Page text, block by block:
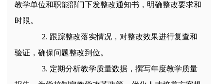
教学单位和职能部门下发整改通知书，明确整改要求和
时限。
2. 跟踪整改落实情况，对整改效果进行复查和
验证，确保问题整改到位。
3. 定期分析教学质量数据，撰写年度教学质量